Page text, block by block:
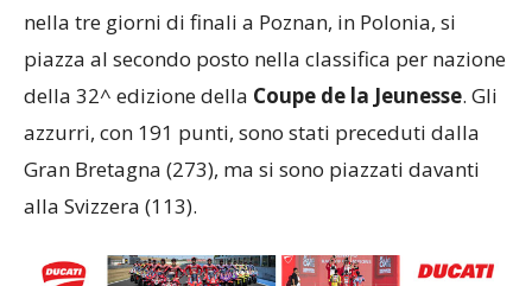
nella tre giorni di finali a Poznan, in Polonia, si
piazza al secondo posto nella classifica per nazione
della 32^ edizione della Coupe de la Jeunesse. Gli
azzurri, con 191 punti, sono stati preceduti dalla
Gran Bretagna (273), ma si sono piazzati davanti
alla Svizzera (113).